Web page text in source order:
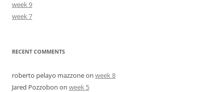
week 9
week 7
RECENT COMMENTS
roberto pelayo mazzoneon week 8
Jared Pozzobon on week 5